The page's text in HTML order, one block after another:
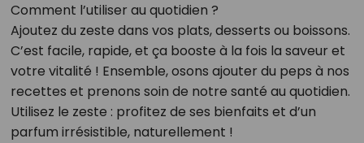
Comment l’utiliser au quotidien ?
Ajoutez du zeste dans vos plats, desserts ou boissons.
C’est facile, rapide, et ça booste à la fois la saveur et
votre vitalité ! Ensemble, osons ajouter du peps à nos
recettes et prenons soin de notre santé au quotidien.
Utilisez le zeste : profitez de ses bienfaits et d’un
parfum irrésistible, naturellement !